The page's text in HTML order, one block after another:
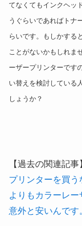
てなくてもインクヘッ
うぐらいであればトナ
らいです。もしかする
ことがないかもしれま
ーザープリンターです
い替えを検討している
しょうか？
【過去の関連記事
プリンターを買
よりもカラーレ
意外と安いんです